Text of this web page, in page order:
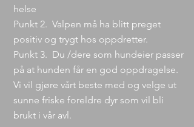
helse
Punkt 2. Valpen må ha blitt preget
positiv og trygt hos oppdretter.
Punkt 3. Du /dere som hundeier passer
på at hunden får en god oppdragelse.
Vi vil gjøre vårt beste med og velge ut
sunne friske foreldre dyr som vil bli
brukt i vår avl.